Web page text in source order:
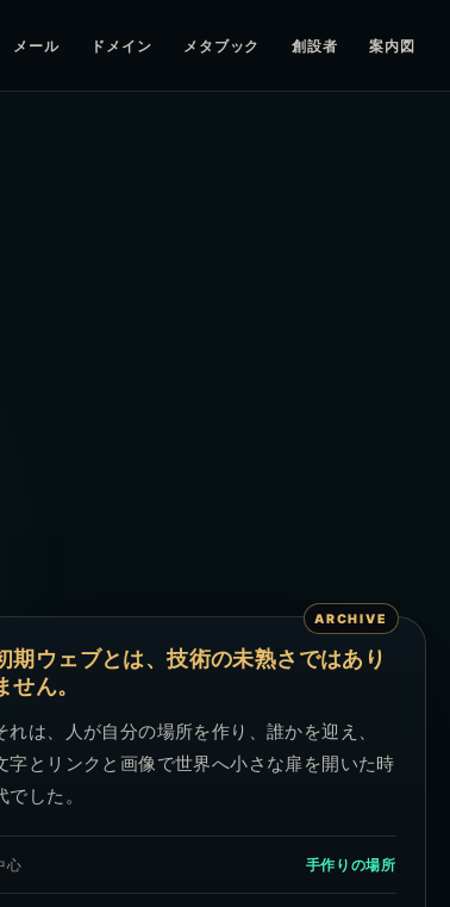
メール ドメイン メタブック 創設者 案内図
期ウェブとは、技術の未熟さではあり
せん。
れは、人が自分の場所を作り、誰かを迎え、
字とリンクと画像で世界へ小さな扉を開いた時
でした。
心 手作りの場所